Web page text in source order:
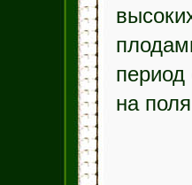
период
на